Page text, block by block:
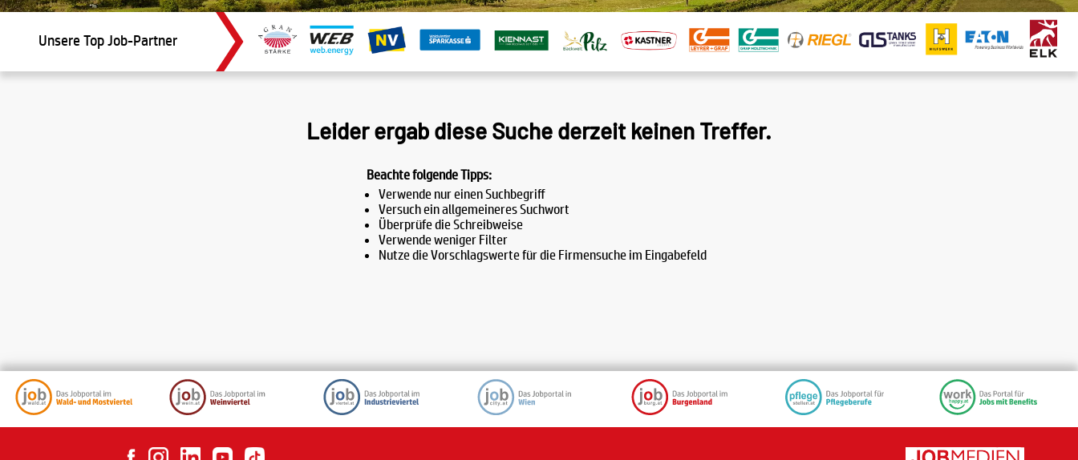
Unsere Top Job-Partner
Leider ergab diese Suche derzeit keinen Treffer.
Beachte folgende Tipps:
Verwende nur einen Suchbegriff
Versuch ein allgemeineres Suchwort
Überprüfe die Schreibweise
Verwende weniger Filter
Nutze die Vorschlagswerte für die Firmensuche im Eingabefeld